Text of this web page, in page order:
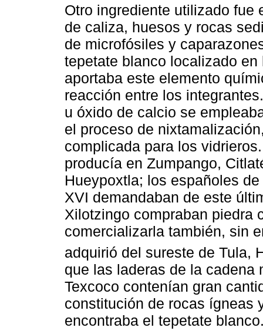
Otro ingrediente utilizado
de caliza, huesos y rocas
de microfósiles y
tepetate blanco localizado
aportaba este elemento
reacción entre los
u óxido de calcio se
el proceso de
complicada para los
producía en Zumpango,
Hueypoxtla; los españoles
XVI demandaban de este
Xilotzingo compraban piedra
comercializarla también, sin
adquirió del sureste de Tula,
que las laderas de la cadena
Texcoco contenían gran
constitución de rocas ígneas
encontraba el tepetate